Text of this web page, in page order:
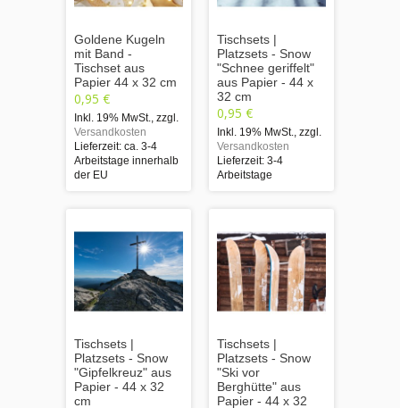
Goldene Kugeln
mit Band -
Tischset aus
Papier 44 x 32 cm
0,95 €
Inkl. 19% MwSt. zzgl.
Versandkosten
Lieferzeit: ca. 3-4
Arbeitstage innerhalb
der EU
Tischsets |
Platzsets - Snow
"Schnee geriffelt"
aus Papier - 44 x
32 cm
0,95 €
Inkl. 19% MwSt. zzgl.
Versandkosten
Lieferzeit: 3-4
Arbeitstage
Tischsets |
Platzsets - Snow
"Gipfelkreuz" aus
Papier - 44 x 32
cm
Tischsets |
Platzsets - Snow
"Ski vor
Berghütte" aus
Papier - 44 x 32